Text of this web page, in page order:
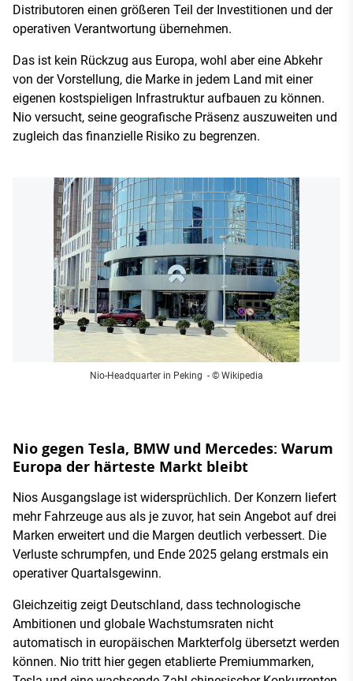
Distributoren einen größeren Teil der Investitionen und der
operativen Verantwortung übernehmen.
Das ist kein Rückzug aus Europa, wohl aber eine Abkehr
von der Vorstellung, die Marke in jedem Land mit einer
eigenen kostspieligen Infrastruktur aufbauen zu können.
Nio versucht, seine geografische Präsenz auszuweiten und
zugleich das finanzielle Risiko zu begrenzen.
Nio-Headquarter in Peking - © Wikipedia
Nio gegen Tesla, BMW und Mercedes: Warum
Europa der härteste Markt bleibt
Nios Ausgangslage ist widersprüchlich. Der Konzern liefert
mehr Fahrzeuge aus als je zuvor, hat sein Angebot auf drei
Marken erweitert und die Margen deutlich verbessert. Die
Verluste schrumpfen, und Ende 2025 gelang erstmals ein
operativer Quartalsgewinn.
Gleichzeitig zeigt Deutschland, dass technologische
Ambitionen und globale Wachstumsraten nicht
automatisch in europäischen Markterfolg übersetzt werden
können. Nio tritt hier gegen etablierte Premiummarken,